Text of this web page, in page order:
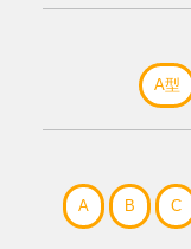
A型
A B C